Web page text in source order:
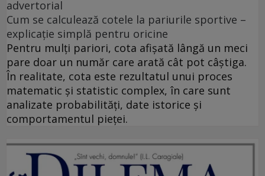
advertorial
Cum se calculează cotele la pariurile sportive –
explicație simplă pentru oricine
Pentru mulți pariori, cota afișată lângă un meci
pare doar un număr care arată cât pot câștiga.
În realitate, cota este rezultatul unui proces
matematic și statistic complex, în care sunt
analizate probabilități, date istorice și
comportamentul pieței.